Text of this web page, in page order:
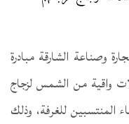
وصناعة الشارقة مبادرة
واقية من الشمس لزجاج
المنتسبين للغرفة، وذلك